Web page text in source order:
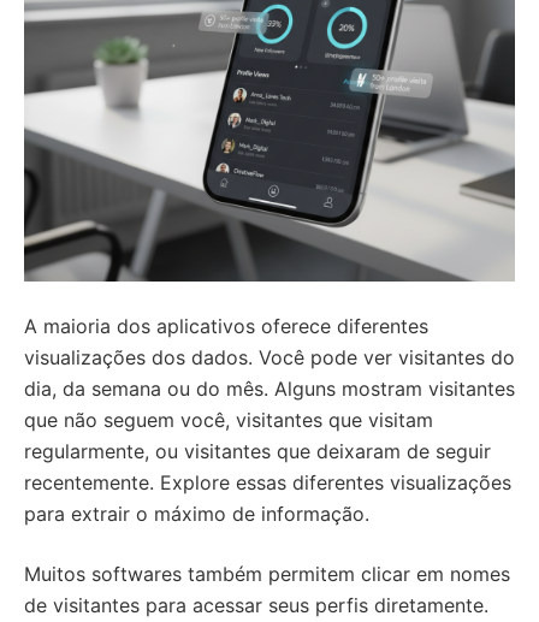
A maioria dos aplicativos oferece diferentes
visualizações dos dados. Você pode ver visitantes do
dia, da semana ou do mês. Alguns mostram visitantes
que não seguem você, visitantes que visitam
regularmente, ou visitantes que deixaram de seguir
recentemente. Explore essas diferentes visualizações
para extrair o máximo de informação.
Muitos softwares também permitem clicar em nomes
de visitantes para acessar seus perfis diretamente.